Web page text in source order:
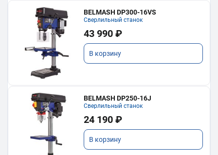
BELMASH DP300-16VS
Сверлильный станок
43 990 ₽
В корзину
BELMASH DP250-16J
Сверлильный станок
24 190 ₽
В корзину